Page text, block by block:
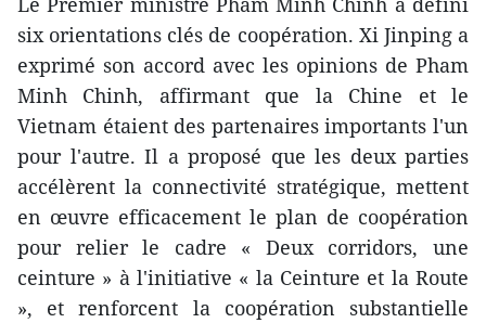
six orientations clés de coopération. Xi Jinping a
exprimé son accord avec les opinions de Pham
Minh Chinh, affirmant que la Chine et le
Vietnam étaient des partenaires importants l'un
pour l'autre. Il a proposé que les deux parties
accélèrent la connectivité stratégique, mettent
en œuvre efficacement le plan de coopération
pour relier le cadre « Deux corridors, une
ceinture » à l'initiative « la Ceinture et la Route
», et renforcent la coopération substantielle